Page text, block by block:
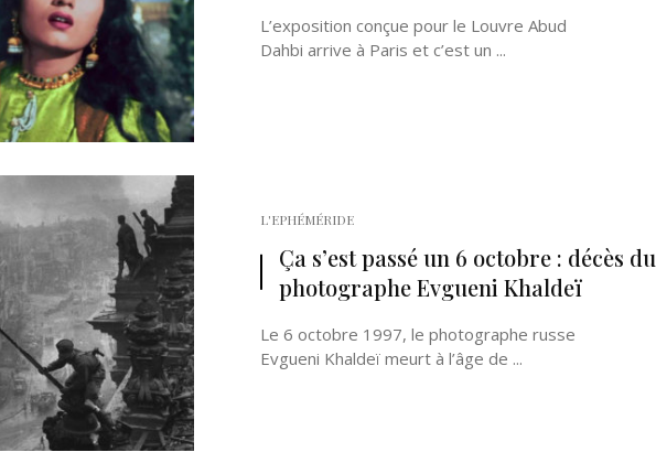
L’exposition conçue pour le Louvre Abud
Dahbi arrive à Paris et c’est un ...
L'EPHÉMÉRIDE
Ça s’est passé un 6 octobre : décès du
photographe Evgueni Khaldeï
Le 6 octobre 1997, le photographe russe
Evgueni Khaldeï meurt à l’âge de ...